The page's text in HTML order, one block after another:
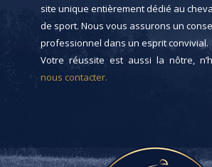
site unique entièrement dédié au
de sport. Nous vous assurons un
professionnel dans un esprit convivial.
Votre réussite est aussi la nôtre,
nous contacter.